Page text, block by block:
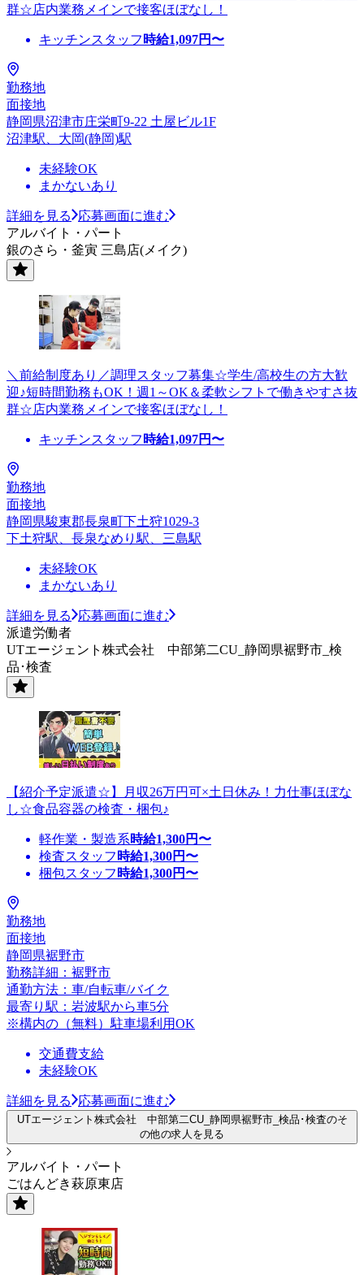
群☆店内業務メインで接客ほぼなし！
キッチンスタッフ 時給1,097円〜
勤務地
面接地
静岡県沼津市庄栄町9-22 土屋ビル1F
沼津駅、大岡(静岡)駅
未経験OK
まかないあり
詳細を見る
応募画面に進む
アルバイト・パート
銀のさら・釜寅 三島店(メイク)
＼前給制度あり／調理スタッフ募集☆学生/高校生の方大歓
迎♪短時間勤務もOK！週1～OK＆柔軟シフトで働きやすさ抜
群☆店内業務メインで接客ほぼなし！
キッチンスタッフ 時給1,097円〜
勤務地
面接地
静岡県駿東郡長泉町下土狩1029-3
下土狩駅、長泉なめり駅、三島駅
未経験OK
まかないあり
詳細を見る
応募画面に進む
派遣労働者
UTエージェント株式会社 中部第二CU_静岡県裾野市_検
品･検査
【紹介予定派遣☆】月収26万円可×土日休み！力仕事ほぼな
し☆食品容器の検査・梱包♪
軽作業・製造系時給1,300円〜
検査スタッフ 時給1,300円〜
梱包スタッフ 時給1,300円〜
勤務地
面接地
静岡県裾野市
勤務詳細：裾野市
通勤方法：車/自転車/バイク
最寄り駅：岩波駅から車5分
※構内の（無料）駐車場利用OK
交通費支給
未経験OK
詳細を見る 応募画面に進む
UTエージェント株式会社 中部第二CU_静岡県裾野市_検品･検査のそ
の他の求人を見る
アルバイト・パート
ごはんどき萩原東店